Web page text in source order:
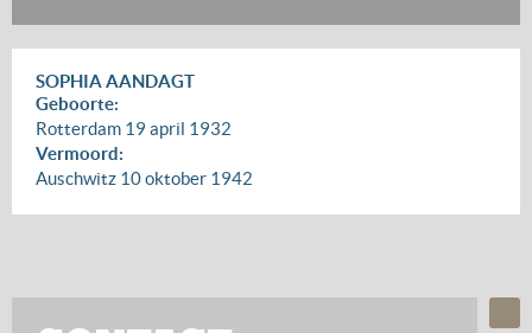
SOPHIA AANDAGT
Geboorte:
Rotterdam 19 april 1932
Vermoord:
Auschwitz 10 oktober 1942